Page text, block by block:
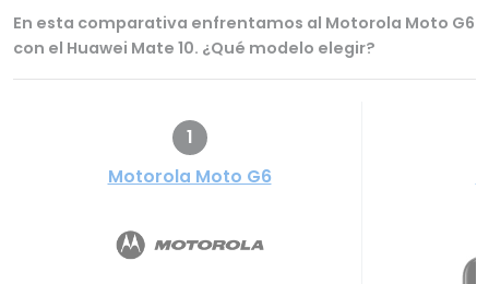
En esta comparativa enfrentamos al Motorola Moto G6
con el Huawei Mate 10. ¿Qué modelo elegir?
1
Motorola Moto G6